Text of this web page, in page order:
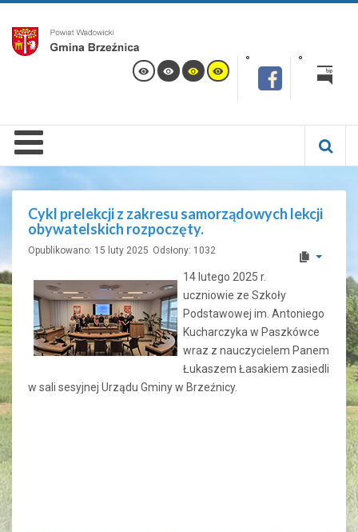
Cykl prelekcji z zakresu samorządowych lekcji
obywatelskich rozpoczęty.
Opublikowano: 15 luty 2025 Odsłony: 1032
14 lutego 2025 r.
uczniowie ze Szkoły
Podstawowej im. Antoniego
Kucharczyka w Paszkówce
wraz z nauczycielem Panem
Łukaszem Łasakiem zasiedli
w sali sesyjnej Urządu Gminy w Brzeźnicy.